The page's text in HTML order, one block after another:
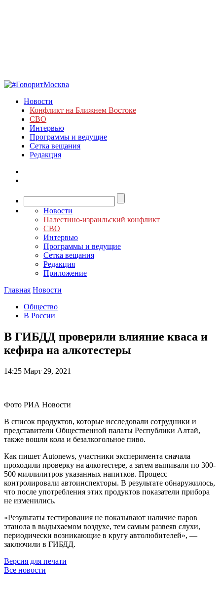
Новости
Конфликт на Ближнем Востоке
СВО
Интервью
Программы и ведущие
Сетка вещания
Редакция
Новости
Палестино-израильский конфликт
СВО
Интервью
Программы и ведущие
Сетка вещания
Редакция
Приложение
Главная Новости
Общество
В России
В ГИБДД проверили влияние кваса и
кефира на алкотестеры
14:25 Март 29, 2021
Фото РИА Новости
В список продуктов, которые исследовали сотрудники и
представители Общественной палаты Республики Алтай,
также вошли кола и безалкогольное пиво.
Как пишет Autonews, участники эксперимента сначала
проходили проверку на алкотестере, а затем выпивали по 300-
500 миллилитров указанных напитков. Процесс
контролировали автоинспекторы. В результате обнаружилось,
что после употребления этих продуктов показатели прибора
не изменились.
«Результаты тестирования не показывают наличие паров
этанола в выдыхаемом воздухе, тем самым развеяв слухи,
периодически возникающие в кругу автолюбителей», —
заключили в ГИБДД.
Версия для печати
Все новости